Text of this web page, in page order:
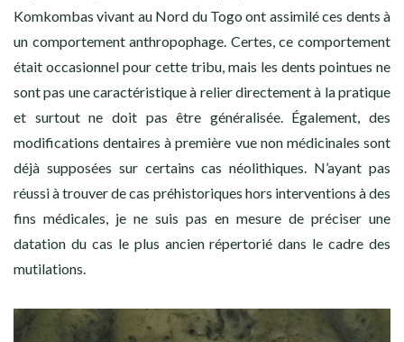
Komkombas vivant au Nord du Togo ont assimilé ces dents à
un comportement anthropophage. Certes, ce comportement
était occasionnel pour cette tribu, mais les dents pointues ne
sont pas une caractéristique à relier directement à la pratique
et surtout ne doit pas être généralisée. Également, des
modifications dentaires à première vue non médicinales sont
déjà supposées sur certains cas néolithiques. N’ayant pas
réussi à trouver de cas préhistoriques hors interventions à des
fins médicales, je ne suis pas en mesure de préciser une
datation du cas le plus ancien répertorié dans le cadre des
mutilations.